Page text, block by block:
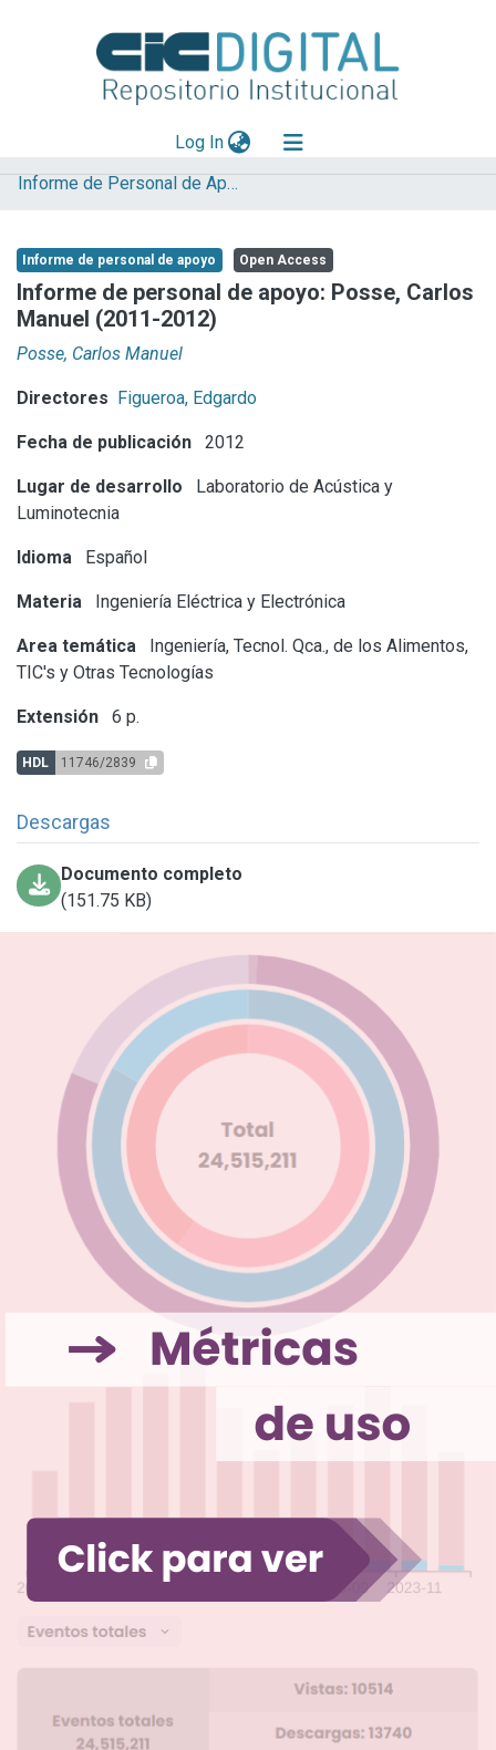
Log In(current)
Explorar
Aportar material
Statistics
Informe de Personal de Apoyo
Informe de personal de apoyo Open Access
Informe de personal de apoyo: Posse, Carlos
Manuel (2011-2012)
Posse, Carlos Manuel
Directores Figueroa, Edgardo
Fecha de publicación 2012
Lugar de desarrollo
Laboratorio de Acústica y
Luminotecnia
Idioma Español
Materia Ingeniería Eléctrica y Electrónica
Area temática
Ingeniería, Tecnol. Qca., de los Alimentos,
TIC's y Otras Tecnologías
Extensión 6 p.
HDL 11746/2839
Descargas
Documento completo
(151.75 KB)